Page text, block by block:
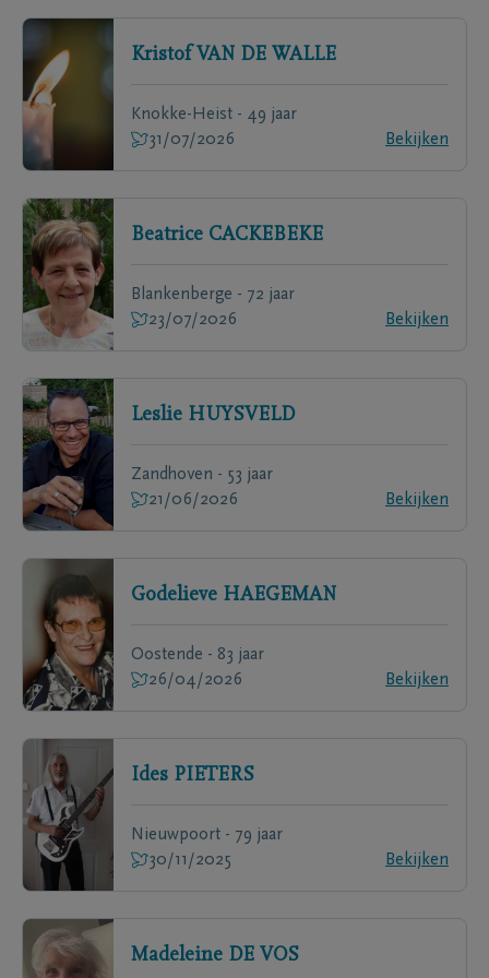
Kristof VAN DE WALLE
Knokke-Heist - 49 jaar
31/07/2026
Bekijken
Beatrice CACKEBEKE
Blankenberge - 72 jaar
23/07/2026
Bekijken
Leslie HUYSVELD
Zandhoven - 53 jaar
21/06/2026
Bekijken
Godelieve HAEGEMAN
Oostende - 83 jaar
26/04/2026
Bekijken
Ides PIETERS
Nieuwpoort - 79 jaar
30/11/2025
Bekijken
Madeleine DE VOS